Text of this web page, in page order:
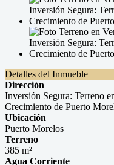
Detalles del Inmueble
Dirección
Inversión Segura: Terreno
Crecimiento de Puerto
Ubicación
Puerto Morelos
Terreno
385 m²
Agua Corriente